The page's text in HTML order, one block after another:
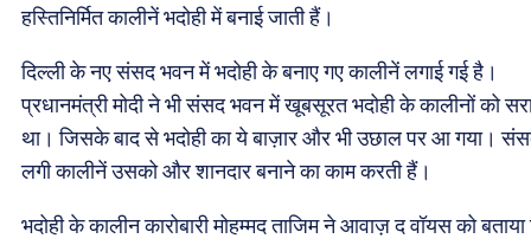
हस्तिनिर्मित कालीनें भदोही में बनाई जाती हैं।
दिल्ली के नए संसद भवन में भदोही के बनाए गए कालीनें लगाई गई है।
प्रधानमंत्री मोदी ने भी संसद भवन में खूबसूरत भदोही के कालीनों को
था। जिसके बाद से भदोही का ये बाज़ार और भी उछाल पर आ गया।
लगी कालीनें उसको और शानदार बनाने का काम करती हैं।
भदोही के कालीन कारोबारी मोहम्मद ताजिम ने आवाज़ द वॉयस को बताया